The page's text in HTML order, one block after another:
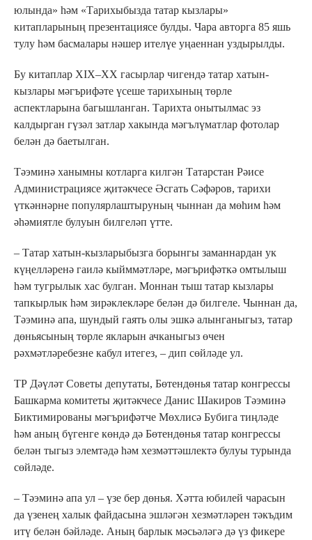
юлында» һәм «Тарихыбызда татар кызлары»
китапларының презентациясе булды. Чара авторга 85 яшь
тулу һәм басмалары нәшер ителүе уңаеннан уздырылды.
Бу китаплар XIX–XX гасырлар чигендә татар хатын-
кызлары мәгърифәте үсеше тарихының төрле
аспектларына багышланган. Тарихта онытылмас эз
калдырган гүзәл затлар хакында мәгълүматлар фотолар
белән дә баетылган.
Тәэминә ханымны котларга килгән Татарстан Рәисе
Администрациясе җитәкчесе Әсгать Сәфәров, тарихи
үткәннәрне популярлаштыруның чыннан да мөһим һәм
әһәмиятле булуын билгеләп үтте.
– Татар хатын-кызларыбызга борынгы заманнардан ук
күңелләренә гаилә кыйммәтләре, мәгърифәткә омтылыш
һәм тугрылык хас булган. Моннан тыш татар кызлары
тапкырлык һәм зирәклекләре белән дә билгеле. Чыннан да,
Тәэминә апа, шундый гаять олы эшкә алынганыгыз, татар
дөньясының төрле якларын ачканыгыз өчен
рәхмәтләребезне кабул итегез, – дип сөйләде ул.
ТР Дәүләт Советы депутаты, Бөтендөнья татар конгрессы
Башкарма комитеты җитәкчесе Данис Шакиров Тәэминә
Биктимированы мәгърифәтче Мөхлисә Бубига тиңләде
һәм аның бүгенге көндә дә Бөтендөнья татар конгрессы
белән тыгыз элемтәдә һәм хезмәттәшлектә булуы турында
сөйләде.
– Тәэминә апа ул – үзе бер дөнья. Хәтта юбилей чарасын
да үзенең халык файдасына эшләгән хезмәтләрен тәкъдим
итү белән бәйләде. Аның барлык мәсьәләгә дә үз фикере